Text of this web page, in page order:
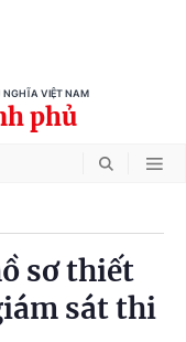
NGHĨA VIỆT NAM
phủ
sơ thiết
sát thi